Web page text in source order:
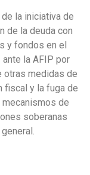
la iniciativa de
de la deuda con
y fondos en el
la AFIP por
otras medidas de
fiscal y la fuga de
de
soberanas